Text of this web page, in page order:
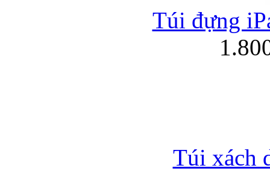
Túi đựng
Túi xách